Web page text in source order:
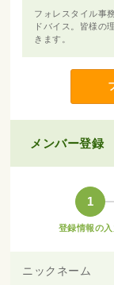
フォレスタイル事
ドバイス。皆様の
きます。
メンバー登録
1
登録情報の入
ニックネーム